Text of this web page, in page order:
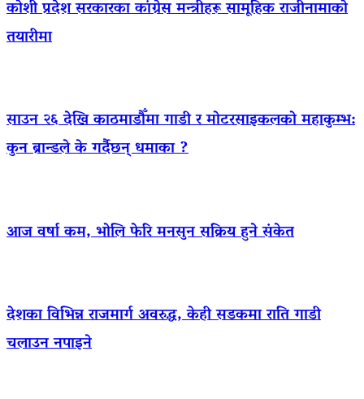
कोशी प्रदेश सरकारका कांग्रेस मन्त्रीहरू सामूहिक राजीनामाको
तयारीमा
साउन २६ देखि काठमाडौँमा गाडी र मोटरसाइकलको महाकुम्भ:
कुन ब्रान्डले के गर्दैछन् धमाका ?
आज वर्षा कम, भोलि फेरि मनसुन सक्रिय हुने संकेत
देशका विभिन्न राजमार्ग अवरुद्ध, केही सडकमा राति गाडी
चलाउन नपाइने